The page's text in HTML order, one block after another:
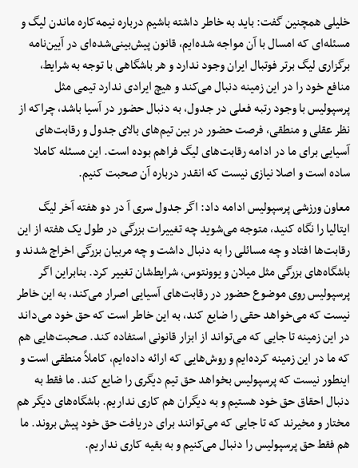
خلیلی همچنین گفت: باید به خاطر داشته باشیم درباره نیمه‌کاره ماندن لیگ و
مسئله‌ای که امسال با آن مواجه شده‌ایم، قانون پیش‌بینی‌شده‌ای در آیین‌نامه
برگزاری لیگ برتر فوتبال ایران وجود ندارد و هر باشگاهی با توجه به شرایط،
منافع خود را در این زمینه دنبال می‌کند و هیچ ایرادی ندارد تیمی مثل
پرسپولیس با وجود رتبه فعلی در جدول، به دنبال حضور در آسیا باشد، چراکه از
نظر عقلی و منطقی، فرصت حضور در بین تیم‌های بالای جدول و رقابت‌های
آسیایی برای ما در ادامه رقابت‌های لیگ فراهم بوده است. این مسئله کاملا
ساده است و اصلا نیازی نیست که انقدر درباره آن صحبت کنیم.
معاون ورزشی پرسپولیس ادامه داد: اگر جدول سری آ در دو هفته آخر لیگ
ایتالیا را نگاه کنید، متوجه می‌شوید چه تغییرات بزرگی در طول یک هفته از این
رقابت‌ها افتاد و چه مسائلی را به دنبال داشت و چه مربیان بزرگی اخراج شدند و
باشگاه‌های بزرگی مثل میلان و یوونتوس، شرایط‌شان تغییر کرد. بنابراین اگر
پرسپولیس روی موضوع حضور در رقابت‌های آسیایی اصرار می‌کند، به این خاطر
نیست که می‌خواهد حقی را ضایع کند، به این خاطر است که حق خود می‌داند
در این زمینه تا جایی که می‌تواند از ابزار قانونی استفاده کند. صحبت‌هایی هم
که ما در این زمینه کرده‌ایم و روش‌هایی که ارائه داده‌ایم، کاملاً منطقی است و
اینطور نیست که پرسپولیس بخواهد حق تیم دیگری را ضایع کند. ما فقط به
دنبال احقاق حق خود هستیم و به دیگران هم کاری نداریم. باشگاه‌های دیگر هم
مختار و مخیرند که تا جایی که می‌توانند برای دریافت حق خود پیش بروند. ما
هم فقط حق پرسپولیس را دنبال می‌کنیم و به بقیه کاری نداریم.